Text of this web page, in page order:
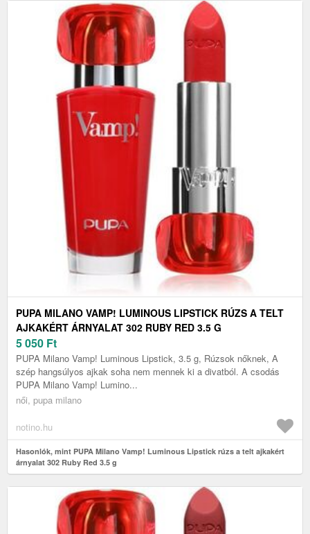
PUPA MILANO VAMP! LUMINOUS LIPSTICK RÚZS A TELT
AJKAKÉRT ÁRNYALAT 302 RUBY RED 3.5 G
5 050 Ft
PUPA Milano Vamp! Luminous Lipstick, 3.5 g, Rúzsok nőknek, A
szép hangsúlyos ajkak soha nem mennek ki a divatból. A csodás
PUPA Milano Vamp! Lumino...
női, pupa milano
notino.hu
Hasonlók, mint PUPA Milano Vamp! Luminous Lipstick rúzs a telt ajkakért
árnyalat 302 Ruby Red 3.5 g